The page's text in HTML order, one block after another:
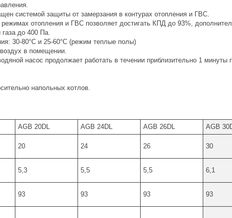
системой защиты от замерзания в контурах отопления и ГВС.
отопления и ГВС позволяет достигать КПД до 93%,
до 400 Па.
30-80°C и 25-60°С (режим теплые полы)
в помещении.
насос продолжает работать в течении приблизительно 1 минуты
напольных котлов.
AGB 20DL AGB 24DL AGB 26DL AGB
20 24 26 30
5,3 5,5 5,5 6,1
93 93 93 93